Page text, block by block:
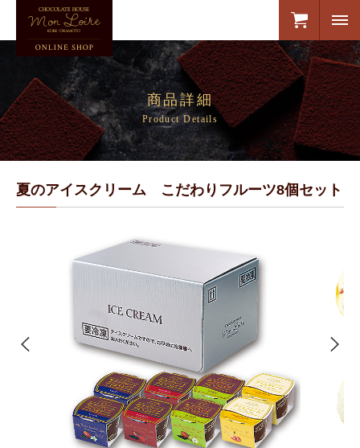
商品詳細
Product Details
夏のアイスクリーム こだわりフルーツ8個セット